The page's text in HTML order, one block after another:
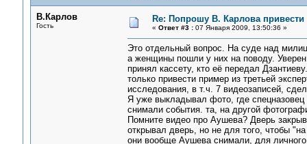
В.Карлов
Гость
Re: Попрошу В. Карлова привести
« Ответ #3 :07 Января 2009, 13:50:36 »
Это отдельный вопрос. На суде над
а женщины пошли у них на поводу.
принял кассету, кто её передал
только привести пример из третьей
исследования, в т.ч. 7 видеозаписей,
Я уже выкладывал фото, где
снимали события. та, на другой
Помните видео про Аушева? Дверь
открывал дверь, но не для того, чтобы
они вообще Аушева снимали, для